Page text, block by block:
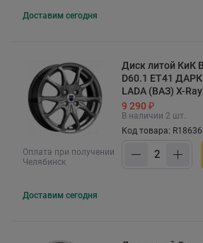
Доставим сегодня
Оплата при получении
Челябинск
Диск литой КиК
D60.1 ET41
LADA (ВАЗ) X-Ray
9 290 ₽
В наличии 2 шт.
Код товара:
Доставим сегодня